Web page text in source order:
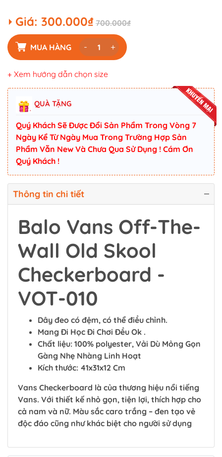
Giá: 300.000₫ 700.000₫
MUA HÀNG - +
+ Xem hướng dẫn chọn size
QUÀ TẶNG
Quý Khách Sẽ Được Đổi Sản Phẩm Trong Vòng 7
Ngày Kể Từ Ngày Mua Trong Trường Hợp Sản
Phẩm Vẫn New Và Chưa Qua Sử Dụng ! Cám Ơn
Quý Khách !
Thông tin chi tiết
Balo Vans Off-The-
Wall Old Skool
Checkerboard -
VOT-010
Dây đeo có đệm, có thể điều chỉnh.
Mang Đi Học Đi Chơi Đều Ok .
Chất liệu: 100% polyester, Vải Dù Mỏng Gọn
Gàng Nhẹ Nhàng Linh Hoạt
Kích thước: 41x31x12 Cm
Vans Checkerboard là của thương hiệu nổi tiếng
Vans. Với thiết kế nhỏ gọn, tiện lợi, thích hợp cho
cả nam và nữ. Màu sắc caro trắng – đen tạo vẻ
độc đáo cũng như khác biệt cho người sử dụng